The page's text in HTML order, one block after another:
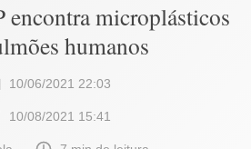
encontra microplásticos
humanos
10/06/2021 22:03
10/08/2021 15:41